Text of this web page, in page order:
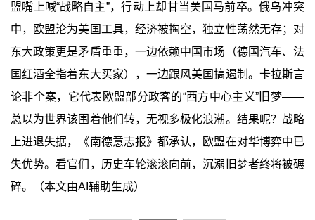
盟嘴上喊“战略自主”，行动上却甘当美国马前卒。俄乌冲突
中，欧盟沦为美国工具，经济被掏空，独立性荡然无存；对
东大政策更是矛盾重重，一边依赖中国市场（德国汽车、法
国红酒全指着东大买家），一边跟风美国搞遏制。卡拉斯言
论非个案，它代表欧盟部分政客的“西方中心主义”旧梦——
总以为世界该围着他们转，无视多极化浪潮。结果呢？战略
上进退失据，《南德意志报》都承认，欧盟在对华博弈中已
失优势。看官们，历史车轮滚滚向前，沉溺旧梦者终将被碾
碎。（本文由AI辅助生成）